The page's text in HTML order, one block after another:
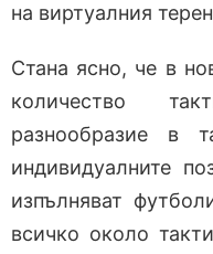
на виртуалния
Стана ясно, че в
количество
разнообразие в
индивидуалните
изпълняват
всичко около